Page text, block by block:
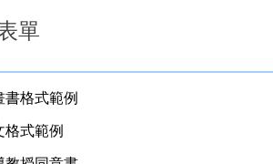
單
格式範例
格式範例